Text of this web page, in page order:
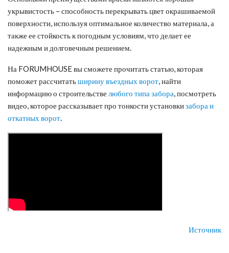
укрывистость – способность перекрывать цвет окрашиваемой
поверхности, используя оптимальное количество материала, а
также ее стойкость к погодным условиям, что делает ее
надежным и долговечным решением.
На FORUMHOUSE вы сможете прочитать статью, которая
поможет рассчитатьширину въездных ворот, найти
информацию о строительстве любого типа забора, посмотреть
видео, которое рассказывает про тонкости установкизабора и
откатных ворот.
Источник